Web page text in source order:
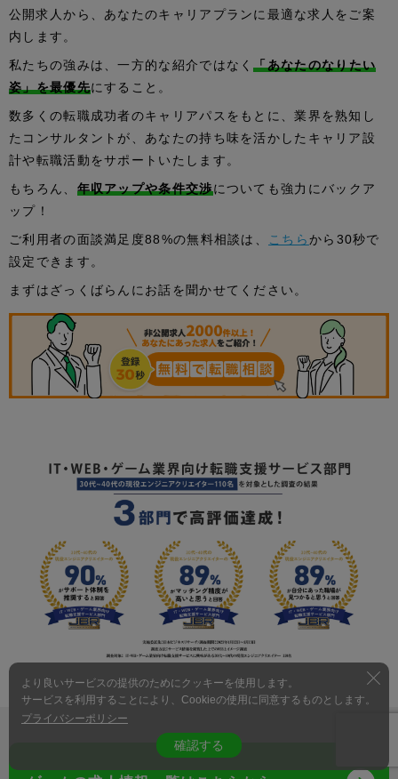
公開求人から、あなたのキャリアプランに最適な求人をご案
内します。
私たちの強みは、一方的な紹介ではなく「あなたのなりたい
姿」を最優先にすること。
数多くの転職成功者のキャリアパスをもとに、業界を熟知し
たコンサルタントが、あなたの持ち味を活かしたキャリア設
計や転職活動をサポートいたします。
もちろん、 年収アップや条件交渉についても強力にバックア
ップ！
ご利用者の面談満足度88%の無料相談は、
こちらから30秒で
設定できます。
まずはざっくばらんにお話を聞かせてください。
より良いサービスの提供のためにクッキーを使用します。
サービスを利用することにより、Cookieの使用に同意するものとします。
プライバシーポリシー
確認する